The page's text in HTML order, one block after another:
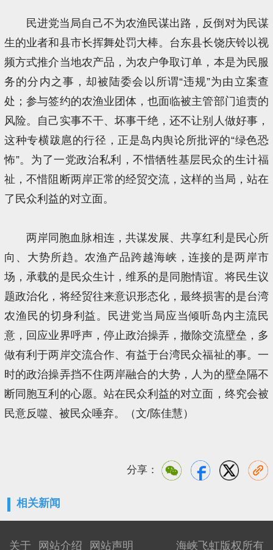
民进党当局自己不为农渔民谋出路，反倒对为民谋
生的业者和县市长挥舞处罚大棒。台东县长饶庆铃以视
频方式推介当地农产品，为农户争取订单，本是为民服
务的分内之事，却被陆委会以所谓“违规”为由立案查
处；参与签约的农渔业团体，也面临被主管部门追责的
风险。自己实事不干、坏事干绝，还不让别人做好事，
这种专横跋扈的行径，正是岛内舆论所批评的“绿色恐
怖”。为了一党政治私利，不惜牺牲基层民众的生计福
祉，不惜阻断两岸正常的经贸交流，这样的当局，站在
了民众利益的对立面。
两岸同胞血脉相连，共谋发展、共享红利是民心所
向、大势所趋。农渔产品跨越海峡，连接的是两岸市
场，承载的是民众生计，维系的是同胞情谊。将民生议
题政治化，将经贸往来意识形态化，最终损害的是台湾
农渔民的切身利益。民进党当局应当倾听岛内主流民
意，回应业界呼声，停止政治操弄，撤除交流壁垒，多
做有利于两岸交流合作、有益于台湾民众福祉的事。一
时的政治操弄挡不住两岸融合的大势，人为的壁垒隔不
断同胞互利的心愿。站在民众利益的对立面，终究会被
民意反噬、被民众唾弃。（文/陈佳慧）
分享：
相关新闻
海峡飞虹版权所有
关于 网站介绍 网站声明